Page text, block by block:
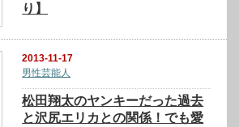
り】
2013-11-17
男性芸能人
松田翔太のヤンキーだった過去
と沢尻エリカとの関係！でも愛